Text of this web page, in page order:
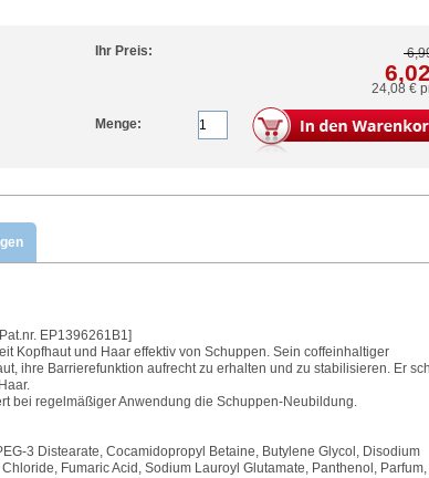
Ihr Preis:
24,08 €
Menge:
EP1396261B1]
Kopfhaut und Haar effektiv von Schuppen. Sein coffeinhaltiger
ihre Barrierefunktion aufrecht zu erhalten und zu stabilisieren. Er
bei regelmäßiger Anwendung die Schuppen-Neubildung.
3 Distearate, Cocamidopropyl Betaine, Butylene Glycol, Disodium
Fumaric Acid, Sodium Lauroyl Glutamate, Panthenol, Parfum,